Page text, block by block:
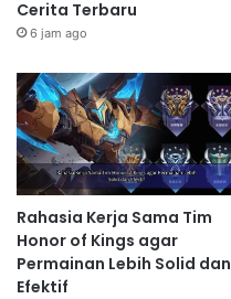
Cerita Terbaru
6 jam ago
Rahasia Kerja Sama Tim
Honor of Kings agar
Permainan Lebih Solid dan
Efektif